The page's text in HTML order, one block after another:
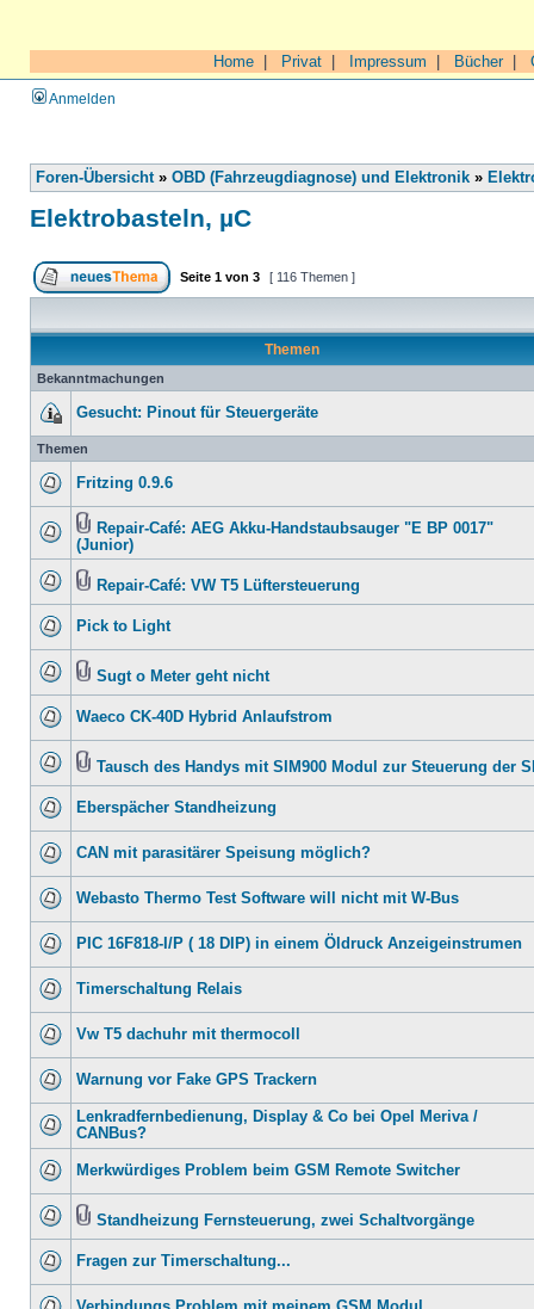
Home Privat Impressum Bücher|
Anmelden
Foren-Übersicht» OBD (Fahrzeugdiagnose) und Elektronik »
Elektrobasteln, µC
Seite 1 von 3 [ 116 Themen ]
Themen
Bekanntmachungen
Gesucht: Pinout für Steuergeräte
Themen
Fritzing 0.9.6
Repair-Café: AEG Akku-Handstaubsauger "E BP 0017"
(Junior)
Repair-Café: VW T5 Lüftersteuerung
Pick to Light
Sugt o Meter geht nicht
Waeco CK-40D Hybrid Anlaufstrom
Tausch des Handys mit SIM900 Modul zur Steuerung der
Eberspächer Standheizung
CAN mit parasitärer Speisung möglich?
Webasto Thermo Test Software will nicht mit W-Bus
PIC 16F818-I/P ( 18 DIP) in einem Öldruck Anzeigeinstrumen
Timerschaltung Relais
Vw T5 dachuhr mit thermocoll
Warnung vor Fake GPS Trackern
Lenkradfernbedienung, Display & Co bei Opel Meriva /
CANBus?
Merkwürdiges Problem beim GSM Remote Switcher
Standheizung Fernsteuerung, zwei Schaltvorgänge
Fragen zur Timerschaltung...